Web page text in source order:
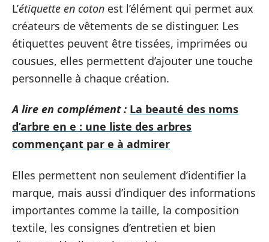
L’étiquette en coton est l’élément qui permet aux
créateurs de vêtements de se distinguer. Les
étiquettes peuvent être tissées, imprimées ou
cousues, elles permettent d’ajouter une touche
personnelle à chaque création.
A lire en complément : La beauté des noms
d’arbre en e : une liste des arbres
commençant par e à admirer
Elles permettent non seulement d’identifier la
marque, mais aussi d’indiquer des informations
importantes comme la taille, la composition
textile, les consignes d’entretien et bien